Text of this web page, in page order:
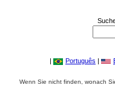
| Português |
Wenn Sie nicht finden, wonach